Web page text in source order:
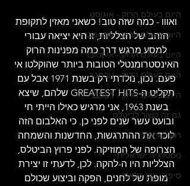
היום בעולם הרוק - אוגוסט
היום בעולם הרוק - ספטמבר
היום בעולם הרוק - אוקטובר
היום בעולם הרוק - נובמבר
היום בעולם הרוק - דצמבר
גם זה קשור לביטלס
רוק ישראלי
נוסטלגיה ישראלית
סיפורי רוק קלאסי
ואווו - כמה שזה טוב! כשאני מאזין לתקופת
הזהב של הצלליות, זו היא יציאה עבורי
למסע מרגש דרך כמה מפנינות הרוק
האינסטרומנטלי הטובות ביותר שהוקלטו אי
פעם. נכון, נולדתי רק בשנת 1971 אבל עם
תקליט ה-GREATEST HITS שלהם, שיצא
בשנת 1963, אני מרגיש כאילו הייתי חי
ובועט עשר שנים לפני כן. כי האלבום הזה
לוכד את ההתרגשות, החדשנות והשמחה
הצרופה של המוזיקה. לפני פרוץ הביטלס,
הצלליות היו ה-להקה. לכן, לדעתי זו יצירת
מופת של לחנים, הפקה וביצוע שכולם